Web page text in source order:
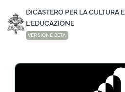
DICASTERO PER LA CULTURA E
L'EDUCAZIONE
VERSIONE BETA